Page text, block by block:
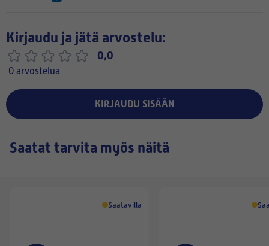
Kirjaudu ja jätä arvostelu:
0,0
0 arvostelua
KIRJAUDU SISÄÄN
Saatat tarvita myös näitä
Saatavilla